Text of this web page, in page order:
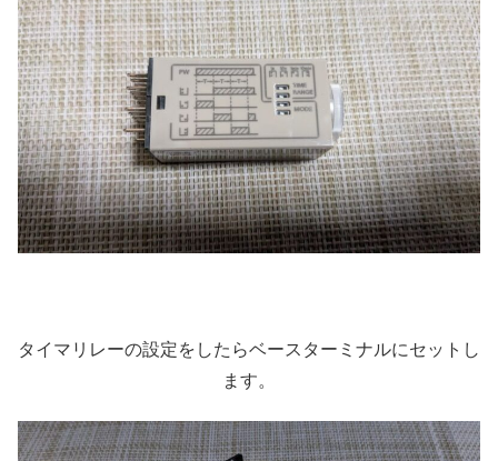
タイマリレーの設定をしたらベースターミナルにセットし
ます。